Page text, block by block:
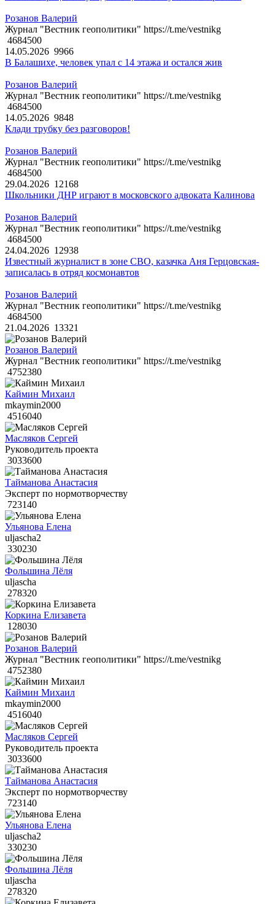
Розанов Валерий
Журнал "Вестник геополитики" https://t.me/vestnikg
4684500
14.05.2026 9966
В Балашихе, человек упал с 14 этажа и остался жив
Розанов Валерий
Журнал "Вестник геополитики" https://t.me/vestnikg
4684500
14.05.2026 9848
Клади трубку без разговоров!
Розанов Валерий
Журнал "Вестник геополитики" https://t.me/vestnikg
4684500
29.04.2026 12168
Школьники ДНР играют в московского адвоката Калинова
Розанов Валерий
Журнал "Вестник геополитики" https://t.me/vestnikg
4684500
24.04.2026 12938
Известный журналист в зоне СВО, казачка Аня Герцовская-
записалась в отряд космонавтов
Розанов Валерий
Журнал "Вестник геополитики" https://t.me/vestnikg
4684500
21.04.2026 13321
Розанов Валерий
Журнал "Вестник геополитики" https://t.me/vestnikg
4752380
Каймин Михаил
mkaymin2000
4516040
Масляков Сергей
Руководитель проекта
3033600
Тайманова Анастасия
Эксперт по нормотворчеству
723140
Ульянова Елена
uljascha2
330230
Фольшина Лёля
uljascha
278320
Коркина Елизавета
128030
Розанов Валерий
Журнал "Вестник геополитики" https://t.me/vestnikg
4752380
Каймин Михаил
mkaymin2000
4516040
Масляков Сергей
Руководитель проекта
3033600
Тайманова Анастасия
Эксперт по нормотворчеству
723140
Ульянова Елена
uljascha2
330230
Фольшина Лёля
uljascha
278320